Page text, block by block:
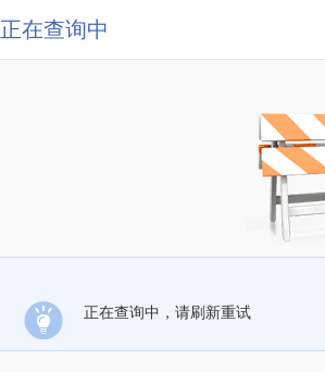
正在查询中
正在查询中，请刷新重试